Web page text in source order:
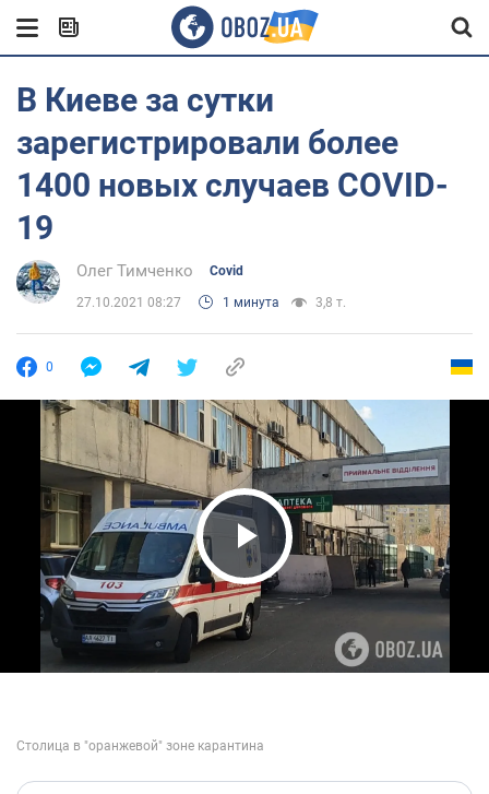
В Киеве за сутки
зарегистрировали более
1400 новых случаев COVID-
19
Олег Тимченко Covid
27.10.2021 08:27 1 минута 3,8 т.
0
Play Video